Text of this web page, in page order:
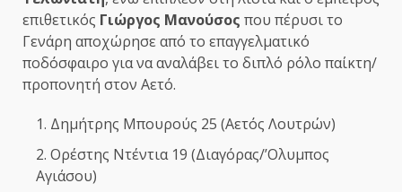
επιθετικός Γιώργος Μανούσος που πέρυσι το
Γενάρη αποχώρησε από το επαγγελματικό
ποδόσφαιρο για να αναλάβει το διπλό ρόλο παίκτη/
προπονητή στον Αετό.
Δημήτρης Μπουρούς 25 (Αετός Λουτρών)
Ορέστης Ντέντια 19 (Διαγόρας/’Ολυμπος
Αγιάσου)